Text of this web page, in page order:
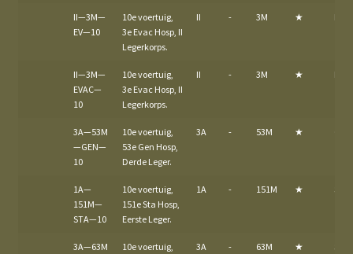
II—3M—
EV—10
10e voertuig,
3e Evac Hosp, II
Legerkorps.
II - 3M ★
II—3M—
EVAC—
10
10e voertuig,
3e Evac Hosp, II
Legerkorps.
II - 3M ★
3A—53M
—GEN—
10
10e voertuig,
53e Gen Hosp,
Derde Leger.
3A - 53M ★
1A—
151M—
STA—10
10e voertuig,
151e Sta Hosp,
Eerste Leger.
1A - 151M ★ STA
3A—63M
10e voertuig,
3A - 63M ★ SUR